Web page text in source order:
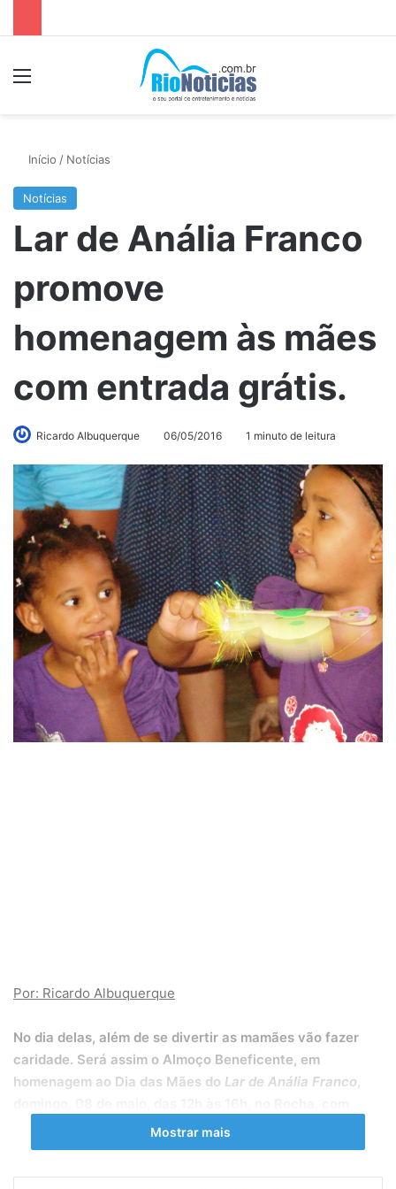
Início / Notícias
Notícias
Lar de Anália Franco
promove
homenagem às mães
com entrada grátis.
Ricardo Albuquerque 06/05/2016 1 minuto de leitura
Por: Ricardo Albuquerque
No dia delas, além de se divertir as mamães vão fazer
caridade. Será assim o Almoço Beneficente, em
homenagem ao Dia das Mães do Lar de Anália Franco
entrada grátis e show de MPB do grupo “Alegria de
Viver”(foto).Para ajudar o orfanato a continuar o
Mostrar mais